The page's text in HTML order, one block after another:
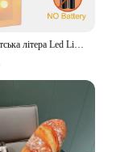
91.5CM Гігантська літера Led Light Frame Box Baby Shower Різдво 1-й день народження Весілля Декор DIY Ім'я Повітряна куля Наповнювальна коробка